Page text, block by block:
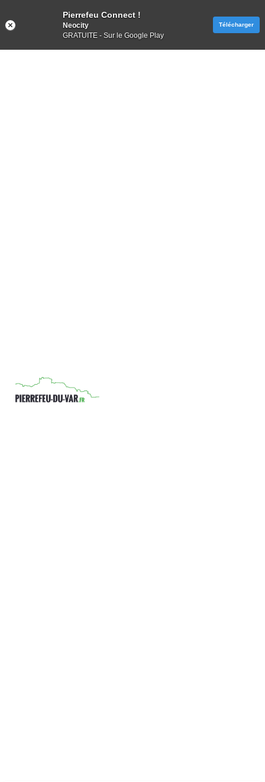
Pierrefeu Connect !
Neocity
GRATUITE - Sur le Google Play
Télécharger